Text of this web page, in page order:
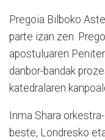
Pregoia Bilboko
parte izan zen.
apostuluaren
danbor-bandak
katedralaren
Inma Shara
beste, Londresko